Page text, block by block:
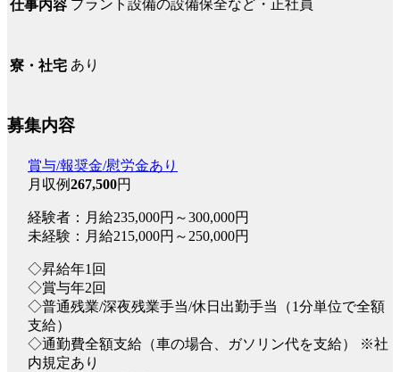
仕事内容 プラント設備の設備保全など・正社員
寮・社宅 あり
募集内容
賞与/報奨金/慰労金あり
月収例267,500円
経験者：月給235,000円～300,000円
未経験：月給215,000円～250,000円
◇昇給年1回
◇賞与年2回
◇普通残業/深夜残業手当/休日出勤手当（1分単位で全額
支給）
◇通勤費全額支給（車の場合、ガソリン代を支給） ※社
内規定あり